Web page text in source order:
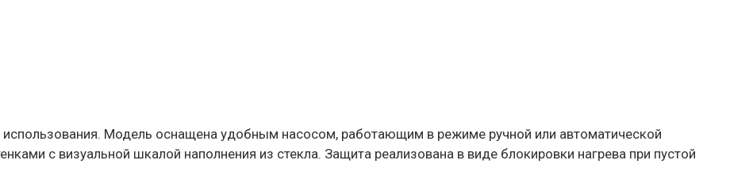
Модель оснащена удобным насосом, работающим в режиме ручной или автоматической
с визуальной шкалой наполнения из стекла. Защита реализована в виде блокировки нагрева при пустой